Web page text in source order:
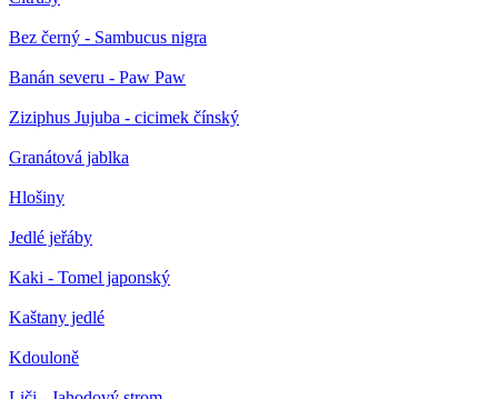
Bez černý - Sambucus nigra
Banán severu - Paw Paw
Ziziphus Jujuba - cicimek čínský
Granátová jablka
Hlošiny
Jedlé jeřáby
Kaki - Tomel japonský
Kaštany jedlé
Kdouloně